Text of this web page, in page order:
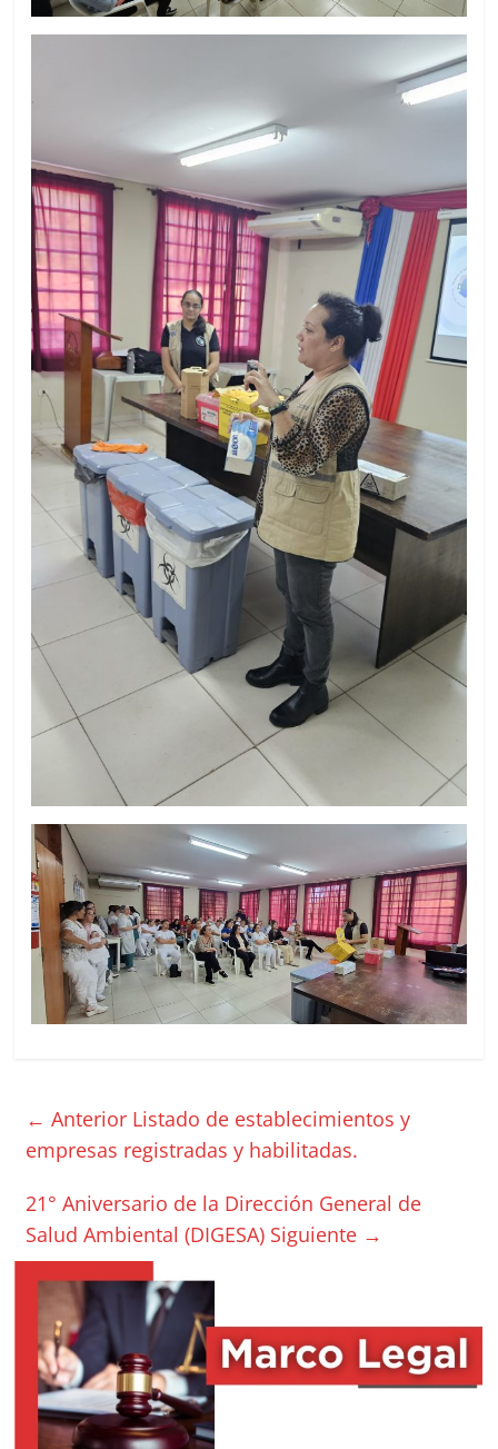
← Anterior Listado de establecimientos y
empresas registradas y habilitadas.
21° Aniversario de la Dirección General de
Salud Ambiental (DIGESA) Siguiente →